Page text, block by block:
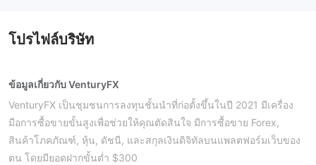
โปรไฟล์บริษัท
ข้อมูลเกี่ยวกับ VenturyFX
VenturyFX เป็นชุมชนการลงทุนชั้นนำที่ก่อตั้งขึ้นในปี 2021 มีเครื่อง
มือการซื้อขายขั้นสูงเพื่อช่วยให้คุณตัดสินใจ มีการซื้อขาย Forex,
สินค้าโภคภัณฑ์, หุ้น, ดัชนี, และสกุลเงินดิจิทัลบนแพลตฟอร์มเว็บของ
ตน โดยมียอดฝากขั้นต่ำ $300